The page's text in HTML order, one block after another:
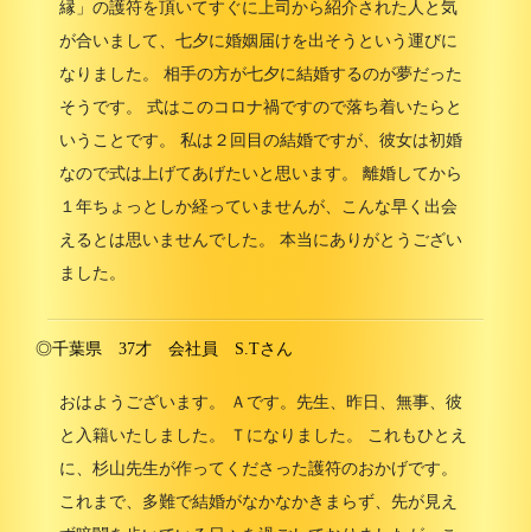
縁」の護符を頂いてすぐに上司から紹介された人と気
が合いまして、七夕に婚姻届けを出そうという運びに
なりました。 相手の方が七夕に結婚するのが夢だった
そうです。 式はこのコロナ禍ですので落ち着いたらと
いうことです。 私は２回目の結婚ですが、彼女は初婚
なので式は上げてあげたいと思います。 離婚してから
１年ちょっとしか経っていませんが、こんな早く出会
えるとは思いませんでした。 本当にありがとうござい
ました。
◎千葉県 37才 会社員 S.Tさん
おはようございます。 Ａです。先生、昨日、無事、彼
と入籍いたしました。 Ｔになりました。 これもひとえ
に、杉山先生が作ってくださった護符のおかげです。
これまで、多難で結婚がなかなかきまらず、先が見え